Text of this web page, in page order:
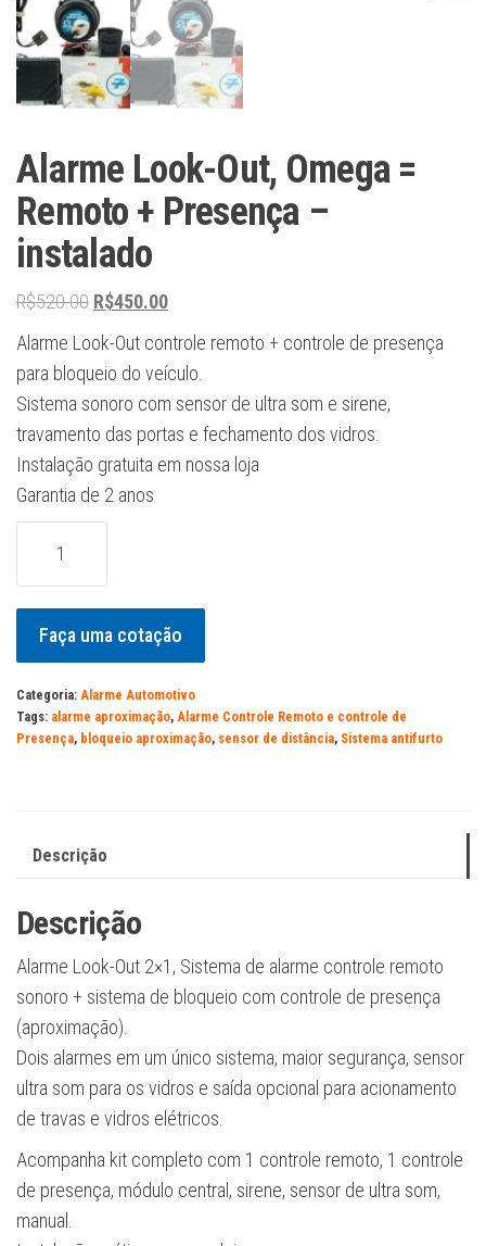
Alarme Look-Out, Omega =
Remoto + Presença –
instalado
R$520.00 O
preço
original
R$520.00.
R$450.00O
preço
atual
R$450.00.
Alarme Look-Out controle remoto + controle de presença
para bloqueio do veículo.
Sistema sonoro com sensor de ultra som e sirene,
travamento das portas e fechamento dos vidros.
Instalação gratuita em nossa loja
Garantia de 2 anos
Omega
=
Remoto
+
Presença
Faça uma cotação
Categoria: Alarme Automotivo
Tags: alarme aproximação, Alarme Controle Remoto e controle de
Presença, bloqueio aproximação, sensor de distância, Sistema antifurto
Descrição
Descrição
Alarme Look-Out 2×1, Sistema de alarme controle remoto
sonoro + sistema de bloqueio com controle de presença
(aproximação).
Dois alarmes em um único sistema, maior segurança, sensor
ultra som para os vidros e saída opcional para acionamento
de travas e vidros elétricos.
Acompanha kit completo com 1 controle remoto, 1 controle
de presença, módulo central, sirene, sensor de ultra som,
manual.